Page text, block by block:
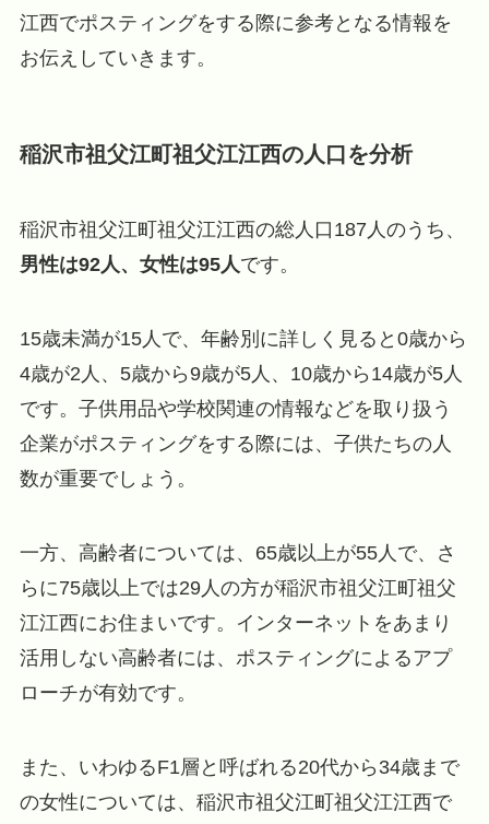
江西でポスティングをする際に参考となる情報を
お伝えしていきます。
稲沢市祖父江町祖父江江西の人口を分析
稲沢市祖父江町祖父江江西の総人口187人のうち、
男性は92人、女性は95人です。
15歳未満が15人で、年齢別に詳しく見ると0歳から
4歳が2人、5歳から9歳が5人、10歳から14歳が5人
です。子供用品や学校関連の情報などを取り扱う
企業がポスティングをする際には、子供たちの人
数が重要でしょう。
一方、高齢者については、65歳以上が55人で、さ
らに75歳以上では29人の方が稲沢市祖父江町祖父
江江西にお住まいです。インターネットをあまり
活用しない高齢者には、ポスティングによるアプ
ローチが有効です。
また、いわゆるF1層と呼ばれる20代から34歳まで
の女性については、稲沢市祖父江町祖父江江西で